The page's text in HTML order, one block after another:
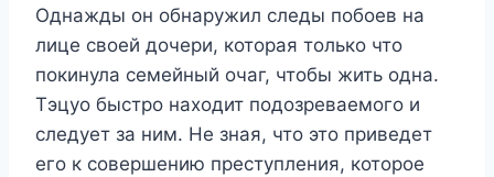
Однажды он обнаружил следы побоев на
лице своей дочери, которая только что
покинула семейный очаг, чтобы жить одна.
Тэцуо быстро находит подозреваемого и
следует за ним. Не зная, что это приведет
его к совершению преступления, которое